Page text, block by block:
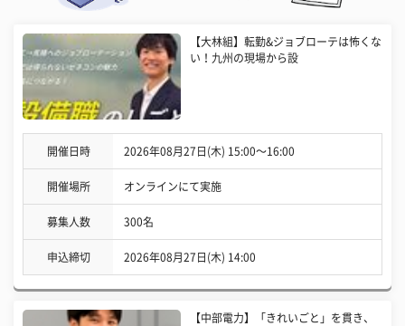
【大林組】転勤&ジョブローテは怖くな
い！九州の現場から設
開催日時 2026年08月27日(木) 15:00〜16:00
開催場所 オンラインにて実施
募集人数 300名
申込締切 2026年08月27日(木) 14:00
【中部電力】「きれいごと」を貫き、